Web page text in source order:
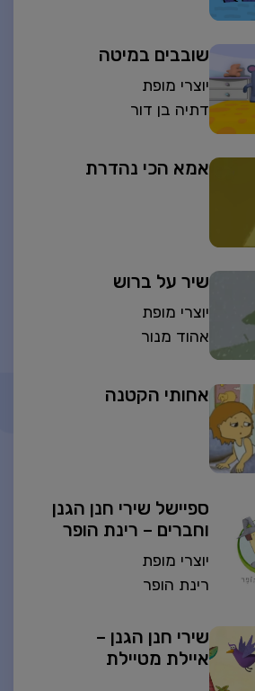
שובבים במיטה
יוצרי מופת
דתיה בן דור
אמא הכי נהדרת
שיר על ברוש
יוצרי מופת
אהוד מנור
אחותי הקטנה
ספיישל שירי חנן הגנן
וחברים – רינת הופר
יוצרי מופת
רינת הופר
שירי חנן הגנן –
איילת מטיילת